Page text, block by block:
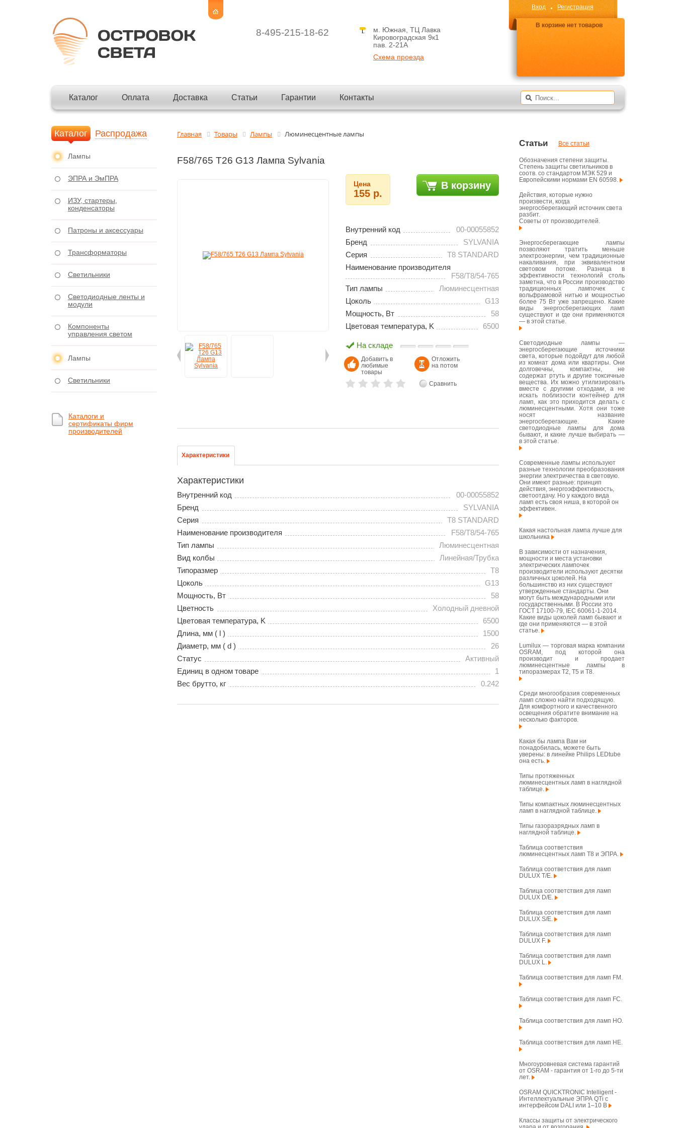
8-495-215-18-62
м. Южная, ТЦ Лавка
Кировоградская 9к1
пав. 2-21A
Схема проезда
Вход Регистрация
В корзине нет товаров
Каталог Оплата Доставка Статьи Гарантии Контакты
Главная Товары Лампы Люминесцентные лампы
F58/765 T26 G13 Лампа Sylvania
Цена
155 р.
В корзину
Внутренний код
00-00055852
Бренд
SYLVANIA
Серия
T8 STANDARD
Наименование производителя
F58/T8/54-765
Тип лампы
Люминесцентная
Цоколь
G13
Мощность, Вт
58
Цветовая температура, K
6500
На складе
Добавить в
любимые
товары
Отложить
на потом
Сравнить
Характеристики
Характеристики
Внутренний код
00-00055852
Бренд
SYLVANIA
Серия
T8 STANDARD
Наименование производителя
F58/T8/54-765
Тип лампы
Люминесцентная
Вид колбы
Линейная/Трубка
Типоразмер
T8
Цоколь
G13
Мощность, Вт
58
Цветность
Холодный дневной
Цветовая температура, K
6500
Длина, мм ( l )
1500
Диаметр, мм ( d )
26
Статус
Активный
Единиц в одном товаре
1
Вес брутто, кг
0.242
Каталог Распродажа
Лампы
ЭПРА и ЭмПРА
ИЗУ, стартеры,
конденсаторы
Патроны и аксессуары
Трансформаторы
Светильники
Светодиодные ленты и
модули
Компоненты
управления светом
Лампы
Светильники
Каталоги и
сертификаты фирм
производителей
Статьи Все статьи
Обозначения степени защиты.
Степень защиты светильников в
соотв. со стандартом МЭК 529 и
Европейскими нормами EN 60598.
Действия, которые нужно
произвести, когда
энергосберегающий источник света
разбит.
Советы от производителей.
Энергосберегающие лампы
позволяют тратить меньше
электроэнергии, чем традиционные
накаливания, при эквивалентном
световом потоке. Разница в
эффективности технологий столь
заметна, что в России производство
традиционных лампочек с
вольфрамовой нитью и мощностью
более 75 Вт уже запрещено. Какие
виды энергосберегающих ламп
существуют и где они применяются
— в этой статье.
Светодиодные лампы —
энергосберегающие источники
света, которые подойдут для любой
из комнат дома или квартиры. Они
долговечны, компактны, не
содержат ртуть и другие токсичные
вещества. Их можно утилизировать
вместе с другими отходами, а не
искать поблизости контейнер для
ламп, как это приходится делать с
люминесцентными. Хотя они тоже
носят название
энергосберегающие. Какие
светодиодные лампы для дома
бывают, и какие лучше выбирать —
в этой статье.
Современные лампы используют
разные технологии преобразования
энергии электричества в световую.
Они имеют разные: принцип
действия, энергоэффективность,
светоотдачу. Но у каждого вида
ламп есть своя ниша, в которой он
эффективен.
Какая настольная лампа лучше для
школьника
В зависимости от назначения,
мощности и места установки
электрических лампочек
производители используют десятки
различных цоколей. На
большинство из них существуют
утвержденные стандарты. Они
могут быть международными или
государственными. В России это
ГОСТ 17100-79, IEC 60061-1-2014.
Какие виды цоколей ламп бывают и
где они применяются — в этой
статье.
Lumilux — торговая марка компании
OSRAM, под которой она
производит и продает
люминесцентные лампы в
типоразмерах T2, T5 и T8.
Среди многообразия современных
ламп сложно найти подходящую.
Для комфортного и качественного
освещения обратите внимание на
несколько факторов.
Какая бы лампа Вам ни
понадобилась, можете быть
уверены: в линейке Philips LEDtube
она есть.
Типы протяженных
люминесцентных ламп в наглядной
таблице.
Типы компактных люминесцентных
ламп в наглядной таблице.
Типы газоразрядных ламп в
наглядной таблице.
Таблица соответствия
люминесцентных ламп T8 и ЭПРА.
Таблица соответствия для ламп
DULUX T/E.
Таблица соответствия для ламп
DULUX D/E.
Таблица соответствия для ламп
DULUX S/E.
Таблица соответствия для ламп
DULUX F.
Таблица соответствия для ламп
DULUX L.
Таблица соответствия для ламп FM.
Таблица соответствия для ламп FC.
Таблица соответствия для ламп HO.
Таблица соответствия для ламп HE.
Многоуровневая система гарантий
от OSRAM - гарантия от 1-го до 5-ти
лет.
OSRAM QUICKTRONIC Intelligent -
Интеллектуальные ЭПРА QTi с
интерфейсом DALI или 1–10 В
Классы защиты от электрического